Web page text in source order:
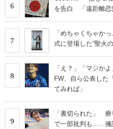
6
を告白 「遠距離恋
7
「めちゃくちゃか
式に登場した“聖火
8
「え？」「マジか
FW、自ら公表し
てみれば」
9
「裏切られた」
で一部批判も……擁